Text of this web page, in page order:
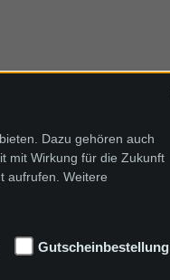
Dazu gehören auch
mit Wirkung für die Zukunft
aufrufen. Weitere
Gutscheinbestellung